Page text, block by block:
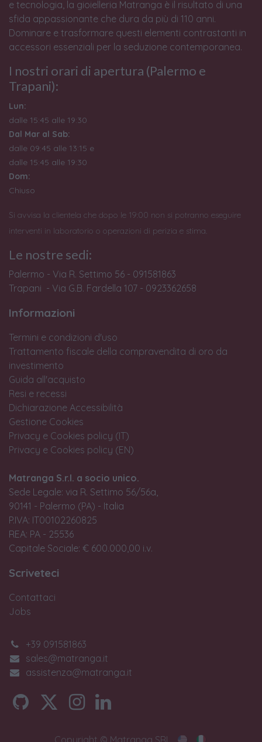
e tecnologia, la gioielleria Matranga è il risultato di una
sfida appassionante che dura da più di 110 anni.
Dominare e trasformare questi elementi contrastanti in
accessori essenziali per la seduzione contemporanea.
I nostri orari di apertura (Palermo e
Trapani):
Lun:
dalle 15:45 alle 19:30
Dal Mar al Sab:
dalle 09:45 alle 13:15 e
dalle 15:45 alle 19:30
Dom:
Chiuso
Si avvisa la clientela che dopo le 19:00 non si potranno eseguire
interventi in laboratorio o operazioni di perizia e stima.
Le nostre sedi:
Palermo - Via R. Settimo 56 - 091581863
Trapani - Via G.B. Fardella 107 - 0923362658
Informazioni
Termini e condizioni d'uso
Trattamento fiscale della compravendita di oro da
investimento
Guida all'acquisto
Resi e recessi
Dichiarazione Accessibilità
Gestione Cookies
Privacy e Cookies policy (IT)
Privacy e Cookies policy (EN)
Matranga S.r.l. a socio unico.
Sede Legale: via R. Settimo 56/56a,
90141 - Palermo (PA) - Italia
P.IVA: IT00102260825
REA: PA - 25536
Capitale Sociale: € 600.000,00 i.v.
Scriveteci
Contattaci
Jobs
+39 091581863
sales@matranga.it
assistenza@matranga.it
Copyright © Matranga SRL